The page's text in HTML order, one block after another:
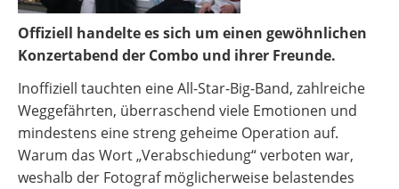
Offiziell handelte es sich um einen gewöhnlichen
Konzertabend der Combo und ihrer Freunde.
Inoffiziell tauchten eine All-Star-Big-Band, zahlreiche
Weggefährten, überraschend viele Emotionen und
mindestens eine streng geheime Operation auf.
Warum das Wort „Verabschiedung“ verboten war,
weshalb der Fotograf möglicherweise belastendes